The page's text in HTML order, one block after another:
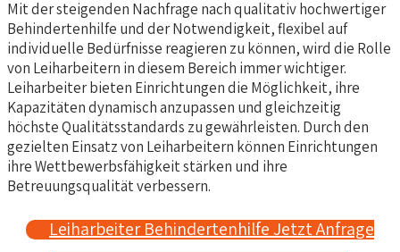
Mit der steigenden Nachfrage nach qualitativ hochwertiger
Behindertenhilfe und der Notwendigkeit, flexibel auf
individuelle Bedürfnisse reagieren zu können, wird die Rolle
von Leiharbeitern in diesem Bereich immer wichtiger.
Leiharbeiter bieten Einrichtungen die Möglichkeit, ihre
Kapazitäten dynamisch anzupassen und gleichzeitig
höchste Qualitätsstandards zu gewährleisten. Durch den
gezielten Einsatz von Leiharbeitern können Einrichtungen
ihre Wettbewerbsfähigkeit stärken und ihre
Betreuungsqualität verbessern.
Leiharbeiter Behindertenhilfe Jetzt Anfrage